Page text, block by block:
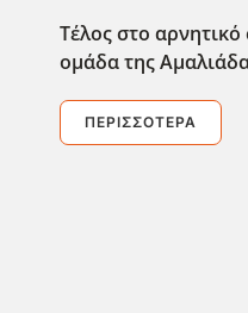
Τέλος στο
ομάδα της
ΠΕΡΙΣΣΌΤΕΡΑ